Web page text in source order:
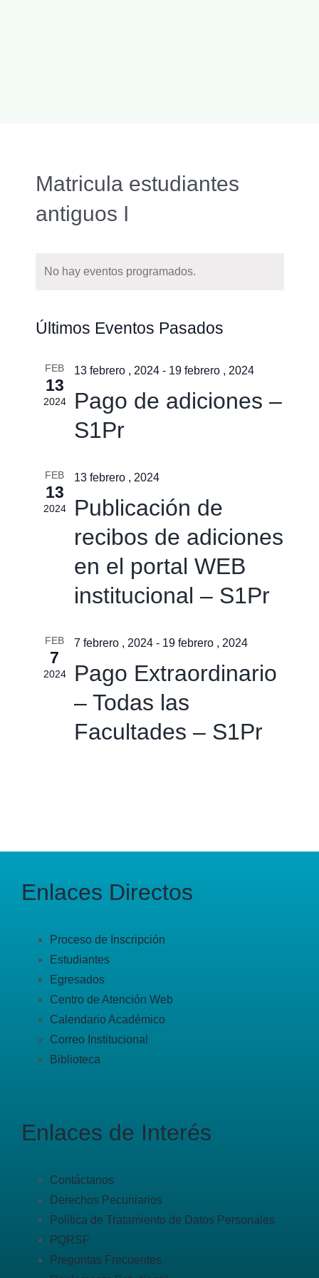
Matricula estudiantes
antiguos I
No hay eventos programados.
Últimos Eventos Pasados
FEB
13
2024
13 febrero , 2024- 19 febrero , 2024
Pago de adiciones –
S1Pr
FEB
13
2024
13 febrero , 2024
Publicación de
recibos de adiciones
en el portal WEB
institucional – S1Pr
FEB
7
2024
7 febrero , 2024- 19 febrero , 2024
Pago Extraordinario
– Todas las
Facultades – S1Pr
Enlaces Directos
Proceso de Inscripción
Estudiantes
Egresados
Centro de Atención Web
Calendario Académico
Correo Institucional
Biblioteca
Enlaces de Interés
Contáctanos
Derechos Pecuniarios
Política de Tratamiento de Datos Personales
PQRSF
Preguntas Frecuentes